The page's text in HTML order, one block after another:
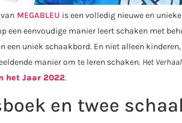
van MEGABLEU is een volledig nieuwe en
een eenvoudige manier leert schaken met
een uniek schaakbord. En niet alleen
manier om te leren schaken. Het
het Jaar 2022.
en twee